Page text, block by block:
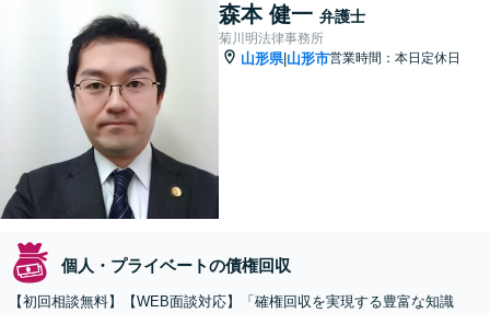
森本 健一 弁護士
菊川明法律事務所
山形県| 山形市営業時間：本日定休日
個人・プライベートの債権回収
【初回相談無料】【WEB面談対応】「確権回収を実現する豊富な知識